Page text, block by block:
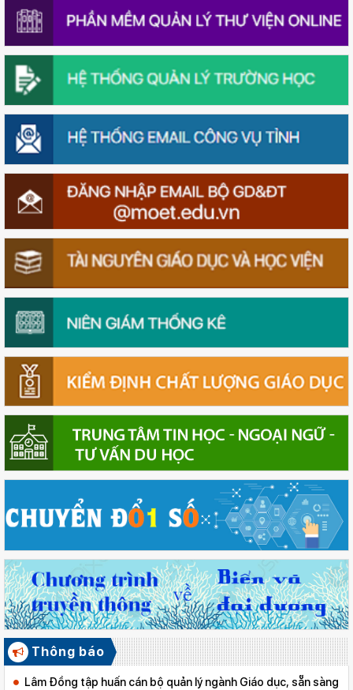
Thông báo
Lâm Đồng tập huấn cán bộ quản lý ngành Giáo dục, sẵn sàng